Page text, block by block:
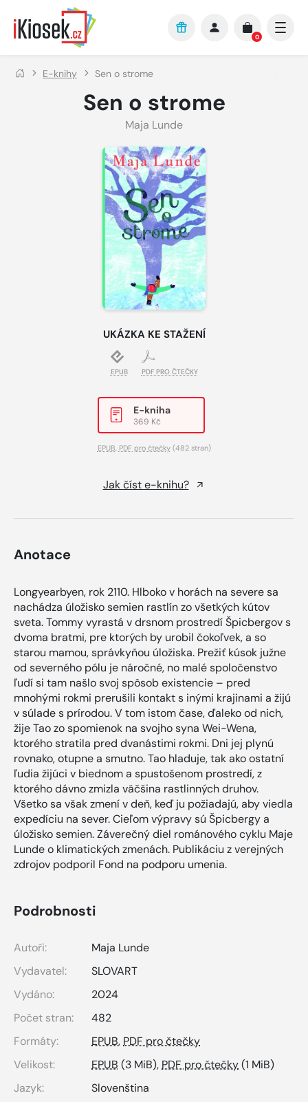
Přejít na hlavní obsah
0
E-knihy Sen o strome
Sen o strome
Maja Lunde
UKÁZKA KE STAŽENÍ
EPUB PDF PRO ČTEČKY
E-kniha
369 Kč
EPUB PDF pro čtečky(482 stran)
Jak číst e-knihu?
Anotace
Longyearbyen, rok 2110. Hlboko v horách na severe sa
nachádza úložisko semien rastlín zo všetkých kútov
sveta. Tommy vyrastá v drsnom prostredí Špicbergov s
dvoma bratmi, pre ktorých by urobil čokoľvek, a so
starou mamou, správkyňou úložiska. Prežiť kúsok južne
od severného pólu je náročné, no malé spoločenstvo
ľudí si tam našlo svoj spôsob existencie – pred
mnohými rokmi prerušili kontakt s inými krajinami a žijú
v súlade s prírodou. V tom istom čase, ďaleko od nich,
žije Tao zo spomienok na svojho syna Wei-Wena,
ktorého stratila pred dvanástimi rokmi. Dni jej plynú
rovnako, otupne a smutno. Tao hladuje, tak ako ostatní
ľudia žijúci v biednom a spustošenom prostredí, z
ktorého dávno zmizla väčšina rastlinných druhov.
Všetko sa však zmení v deň, keď ju požiadajú, aby viedla
expedíciu na sever. Cieľom výpravy sú Špicbergy a
úložisko semien. Záverečný diel románového cyklu Maje
Lunde o klimatických zmenách. Publikáciu z verejných
zdrojov podporil Fond na podporu umenia.
Podrobnosti
Autoři:
Maja Lunde
Vydavatel:
SLOVART
Vydáno:
2024
Počet stran:
482
Formáty:
EPUB, PDF pro čtečky
Velikost:
EPUB (3 MiB), PDF pro čtečky(1 MiB)
Jazyk:
Slovenština